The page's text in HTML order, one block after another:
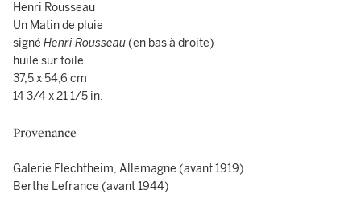
Henri Rousseau
Un Matin de pluie
signé Henri Rousseau(en bas à droite)
huile sur toile
37,5 x 54,6 cm
14 3/4 x 21 1/5 in.
Provenance
Galerie Flechtheim, Allemagne (avant 1919)
Berthe Lefrance (avant 1944)